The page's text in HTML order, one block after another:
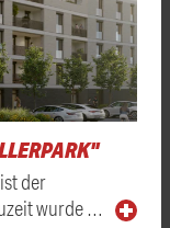
der
wurde …